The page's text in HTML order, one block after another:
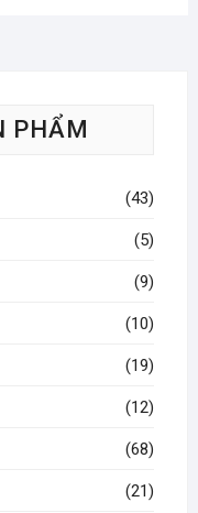
được
chọn
trang
sản
phẩm
PHẨM
(43)
(5)
(9)
(10)
(19)
(12)
(68)
(21)